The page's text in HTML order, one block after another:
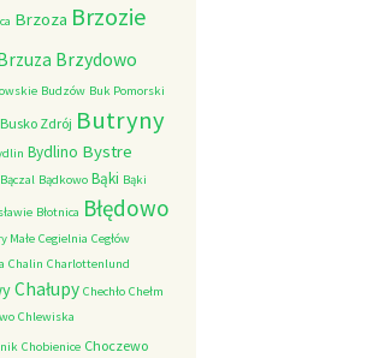
Brzoza Brzozie
Brzydowo
Budzów Buk Pomorski
Busko Zdrój Butryny
Bydlino Bystre
Bączal Bądkowo Bąki Bąki
Błotnica Błędowo
Małe Cegielnia Cegłów
Chalin Charlottenlund
Chałupy Chechło Chełm
Chlewiska
Chobienice Choczewo